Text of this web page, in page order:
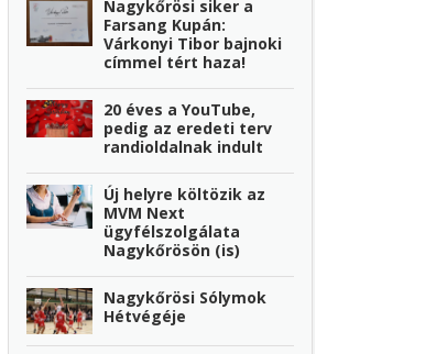
Nagykőrösi siker a
Farsang Kupán:
Várkonyi Tibor bajnoki
címmel tért haza!
20 éves a YouTube,
pedig az eredeti terv
randioldalnak indult
Új helyre költözik az
MVM Next
ügyfélszolgálata
Nagykőrösön (is)
Nagykőrösi Sólymok
Hétvégéje